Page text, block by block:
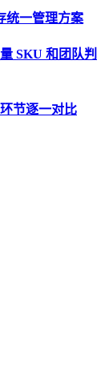
统一管理方案
SKU 和团队判
节逐一对比